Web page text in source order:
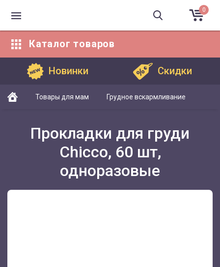
0
Каталог товаров
Новинки Скидки
Товары для мам Грудное вскармливание
Прокладки для груди
Chicco, 60 шт,
одноразовые